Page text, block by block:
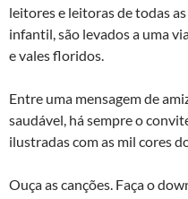
leitores e leitoras de todas
infantil, são levados a uma
e vales floridos.
Entre uma mensagem de
saudável, há sempre o
ilustradas com as mil cores
Ouça as canções. Faça o